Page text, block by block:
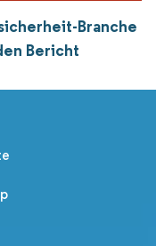
Branche
Bericht